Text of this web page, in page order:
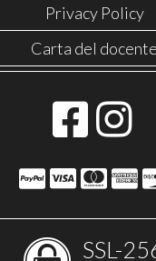
Privacy Policy
Carta del docente
SSL-